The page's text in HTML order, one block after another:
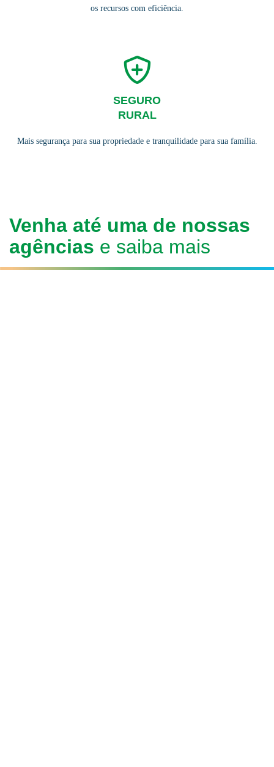
os recursos com eficiência.
SEGURO
RURAL
Mais segurança para sua propriedade e tranquilidade para sua família.
Venha até uma de nossas
agências e saiba mais